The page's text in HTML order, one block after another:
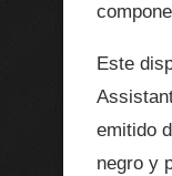
Este
emitido
negro y